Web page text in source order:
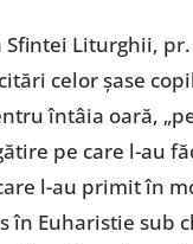
Sfintei Liturghii,
celor șase
întâia oară,
pe care l-au
l-au primit în
în Euharistie sub